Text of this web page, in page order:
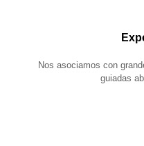
Nos asociamos con
guiadas